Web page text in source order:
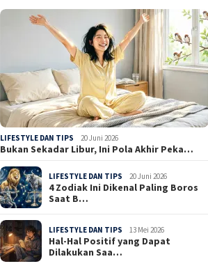
LIFESTYLE DAN TIPS 20 Juni 2026
Bukan Sekadar Libur, Ini Pola Akhir Peka…
LIFESTYLE DAN TIPS 20 Juni 2026
4 Zodiak Ini Dikenal Paling Boros
Saat B…
LIFESTYLE DAN TIPS 13 Mei 2026
Hal-Hal Positif yang Dapat
Dilakukan Saa…